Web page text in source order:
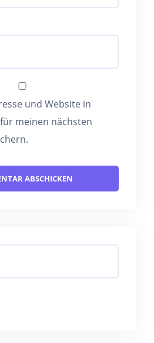
und Website in
meinen nächsten